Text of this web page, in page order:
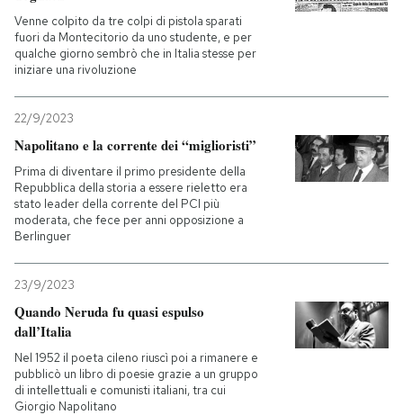
AREA PERSONALE
Entra
Venne colpito da tre colpi di pistola sparati
fuori da Montecitorio da uno studente, e per
qualche giorno sembrò che in Italia stesse per
iniziare una rivoluzione
22/9/2023
Napolitano e la corrente dei “miglioristi”
Prima di diventare il primo presidente della
Repubblica della storia a essere rieletto era
stato leader della corrente del PCI più
moderata, che fece per anni opposizione a
Berlinguer
23/9/2023
Quando Neruda fu quasi espulso
dall’Italia
Nel 1952 il poeta cileno riuscì poi a rimanere e
pubblicò un libro di poesie grazie a un gruppo
di intellettuali e comunisti italiani, tra cui
Giorgio Napolitano